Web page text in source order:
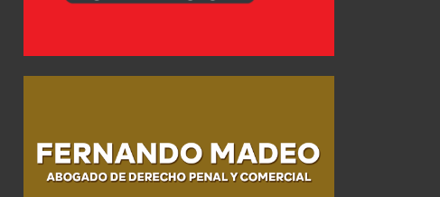
Fedorco: "Debemos corregir y ser un equipo más confiable"